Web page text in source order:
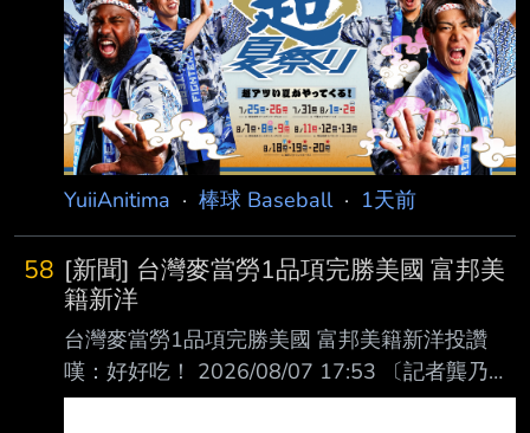
涼介 (L) CF .280 .363 .418 .781 9 34 406 ４.
Carson McCusker (R) LF .268 .344
YuiiAnitima · 棒球 Baseball· 1天前
58 [新聞] 台灣麥當勞1品項完勝美國 富邦美
籍新洋
台灣麥當勞1品項完勝美國 富邦美籍新洋投讚
嘆：好好吃！ 2026/08/07 17:53 〔記者龔乃玠
／新北報導〕富邦悍將總教練後藤光尊今天明